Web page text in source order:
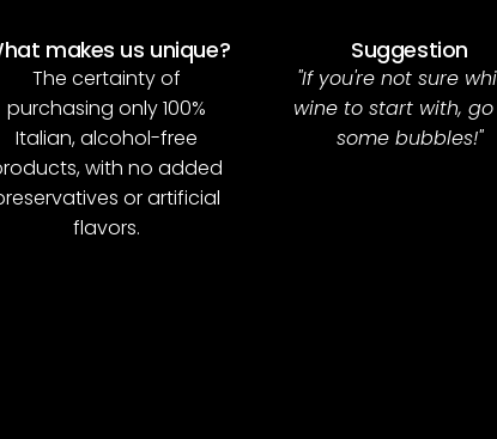
makes us unique?
The certainty of
purchasing only 100%
Italian, alcohol-free
with no added
or artificial
flavors.
Suggestion
"If you're not sure
wine to start with,
some bubbles!"